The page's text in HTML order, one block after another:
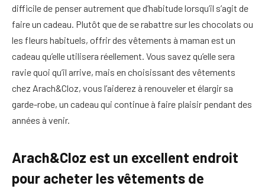
difficile de penser autrement que d’habitude lorsqu’il s’agit de
faire un cadeau. Plutôt que de se rabattre sur les chocolats ou
les fleurs habituels, offrir des vêtements à maman est un
cadeau qu’elle utilisera réellement. Vous savez qu’elle sera
ravie quoi qu’il arrive, mais en choisissant des vêtements
chez Arach&Cloz, vous l’aiderez à renouveler et élargir sa
garde-robe, un cadeau qui continue à faire plaisir pendant des
années à venir.
Arach&Cloz est un excellent endroit
pour acheter les vêtements de